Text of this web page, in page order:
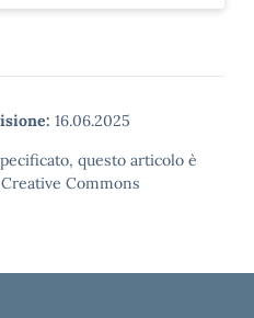
16.06.2025
questo articolo è
Commons